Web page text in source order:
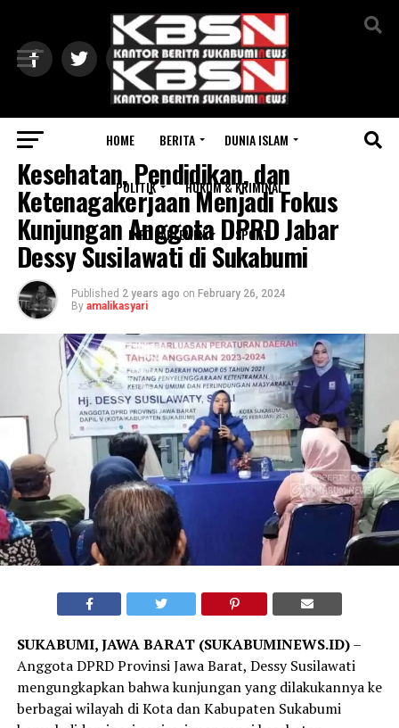
HOME BERITA DUNIA ISLAM
POLITIK HUKUM & KRIMINAL
INFO PARLEMEN SPORT
SUKABUMI
Kesehatan, Pendidikan, dan
Ketenagakerjaan Menjadi Fokus
Kunjungan Anggota DPRD Jabar
Dessy Susilawati di Sukabumi
Published 2 years ago on February 26, 2024
By amalikasyari
SUKABUMI, JAWA BARAT (SUKABUMINEWS.ID)–
Anggota DPRD Provinsi Jawa Barat, Dessy Susilawati
mengungkapkan bahwa kunjungan yang dilakukannya ke
berbagai wilayah di Kota dan Kabupaten Sukabumi
Exit mobile version